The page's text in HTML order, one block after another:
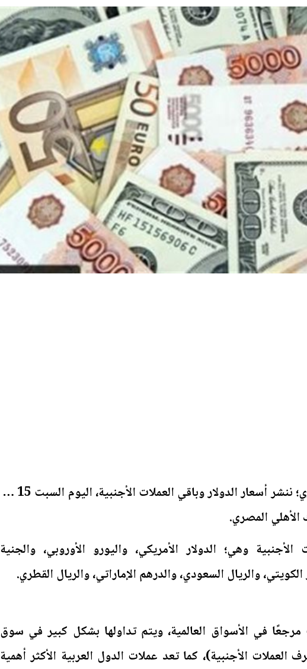
مقابل الجنيه المصري؛ ننشر أسعار الدولار وباقي العملات الأجنبية، اليوم السبت 15 - 3
الأجنبية وهي؛ الدولار الأمريكي، واليورو الأوروبي، والجنية
الكويتي، والريال السعودي، والدرهم الإماراتي، والريال القطري.
في الأسواق العالمية، ويتم تداولها بشكل كبير في سوق
الأجنبية)، كما تعد عملات الدول العربية الأكثر أهمية